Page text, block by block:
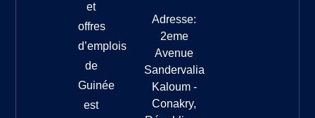
et
offres
d’emplois
de
Guinée
est
Adresse:
2eme
Avenue
Sandervalia
Kaloum -
Conakry,